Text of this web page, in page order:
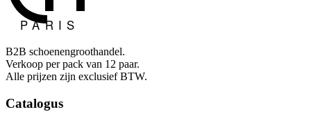
B2B schoenengroothandel.
Verkoop per pack van 12 paar.
Alle prijzen zijn exclusief BTW.
Catalogus